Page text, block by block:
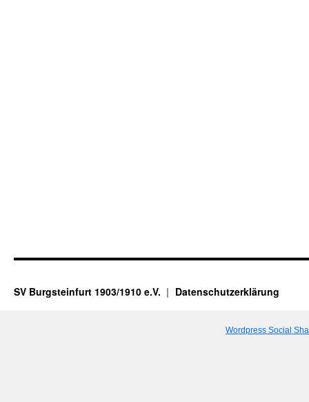
SV Burgsteinfurt 1903/1910 e.V. Datenschutzerklärung
Wordpress Social